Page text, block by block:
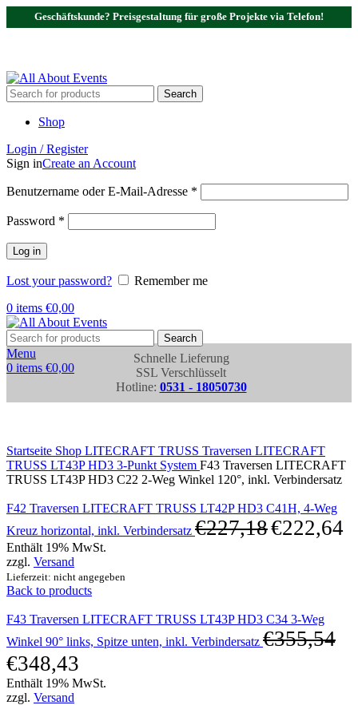
Geschäftskunde? Preisgestaltung für große Projekte via Telefon!
Search
Shop
Login / Register
Sign inCreate an Account
Benutzername oder E-Mail-Adresse *
Password *
Log in
Lost your password?
Remember me
0 items €0,00
Search
Menu
0 items €0,00
Schnelle Lieferung
SSL Verschlüsselt
Hotline: 0531 - 18050730
Startseite Shop LITECRAFT TRUSS Traversen LITECRAFT
TRUSS LT43P HD3 3-Punkt System F43 Traversen LITECRAFT
TRUSS LT43P HD3 C22 2-Weg Winkel 120°, inkl. Verbindersatz
F42 Traversen LITECRAFT TRUSS LT42P HD3 C41H, 4-Weg
Kreuz horizontal, inkl. Verbindersatz €227,18€222,64
Enthält 19% MwSt.
zzgl. Versand
Lieferzeit: nicht angegeben
Back to products
F43 Traversen LITECRAFT TRUSS LT43P HD3 C34 3-Weg
Winkel 90° links, Spitze unten, inkl. Verbindersatz €355,54
€348,43
Enthält 19% MwSt.
zzgl. Versand